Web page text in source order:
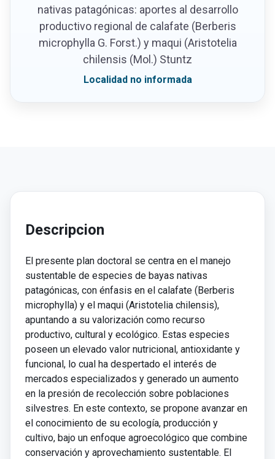
nativas patagónicas: aportes al desarrollo
productivo regional de calafate (Berberis
microphylla G. Forst.) y maqui (Aristotelia
chilensis (Mol.) Stuntz
Localidad no informada
Descripcion
El presente plan doctoral se centra en el manejo
sustentable de especies de bayas nativas
patagónicas, con énfasis en el calafate (Berberis
microphylla) y el maqui (Aristotelia chilensis),
apuntando a su valorización como recurso
productivo, cultural y ecológico. Estas especies
poseen un elevado valor nutricional, antioxidante y
funcional, lo cual ha despertado el interés de
mercados especializados y generado un aumento
en la presión de recolección sobre poblaciones
silvestres. En este contexto, se propone avanzar en
el conocimiento de su ecología, producción y
cultivo, bajo un enfoque agroecológico que combine
conservación y aprovechamiento sustentable. El